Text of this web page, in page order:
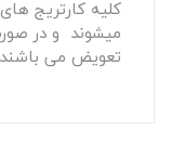
کلیه کارتریج
میشوند و در
تعویض می